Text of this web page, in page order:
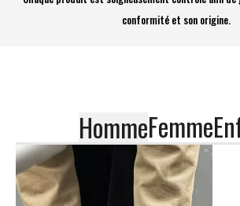
conformité et son origine.
HommeFemme